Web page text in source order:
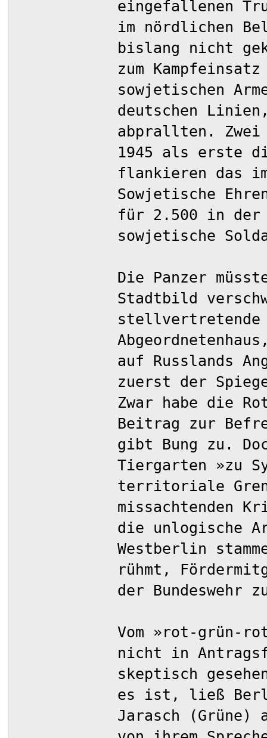
eingefallenen
im nördlichen
bislang nicht
zum
sowjetischen
deutschen
abprallten.
1945 als erste
flankieren das im
Sowjetische
für 2.500 in der
sowjetische
Die Panzer
Stadtbild
stellvertretende
auf Russlands
zuerst der
Zwar habe die
Beitrag zur
gibt Bung zu.
Tiergarten »zu
territoriale
missachtenden
die unlogische
Westberlin
rühmt,
der Bundeswehr
Vom »rot-grün-
nicht in
skeptisch
es ist, ließ
Jarasch (Grüne)